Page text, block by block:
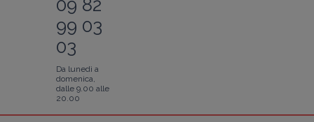
09 82
99 03
03
Da lunedì a
domenica,
dalle 9.00 alle
20.00